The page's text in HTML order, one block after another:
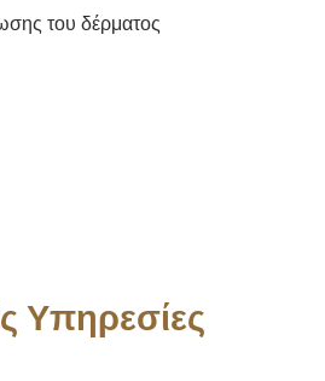
του δέρματος
Υπηρεσίες